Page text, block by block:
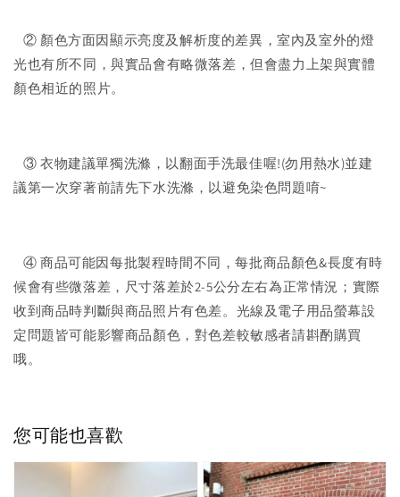
② 顏色方面因顯示亮度及解析度的差異，室內及室外的燈
光也有所不同，與實品會有略微落差，但會盡力上架與實體
顏色相近的照片。
③ 衣物建議單獨洗滌，以翻面手洗最佳喔!(勿用熱水)並建
議第一次穿著前請先下水洗滌，以避免染色問題唷~
④ 商品可能因每批製程時間不同，每批商品顏色&長度有時
候會有些微落差，尺寸落差於2-5公分左右為正常情況；實際
收到商品時判斷與商品照片有色差。光線及電子用品螢幕設
定問題皆可能影響商品顏色，對色差較敏感者請斟酌購買
哦。
您可能也喜歡